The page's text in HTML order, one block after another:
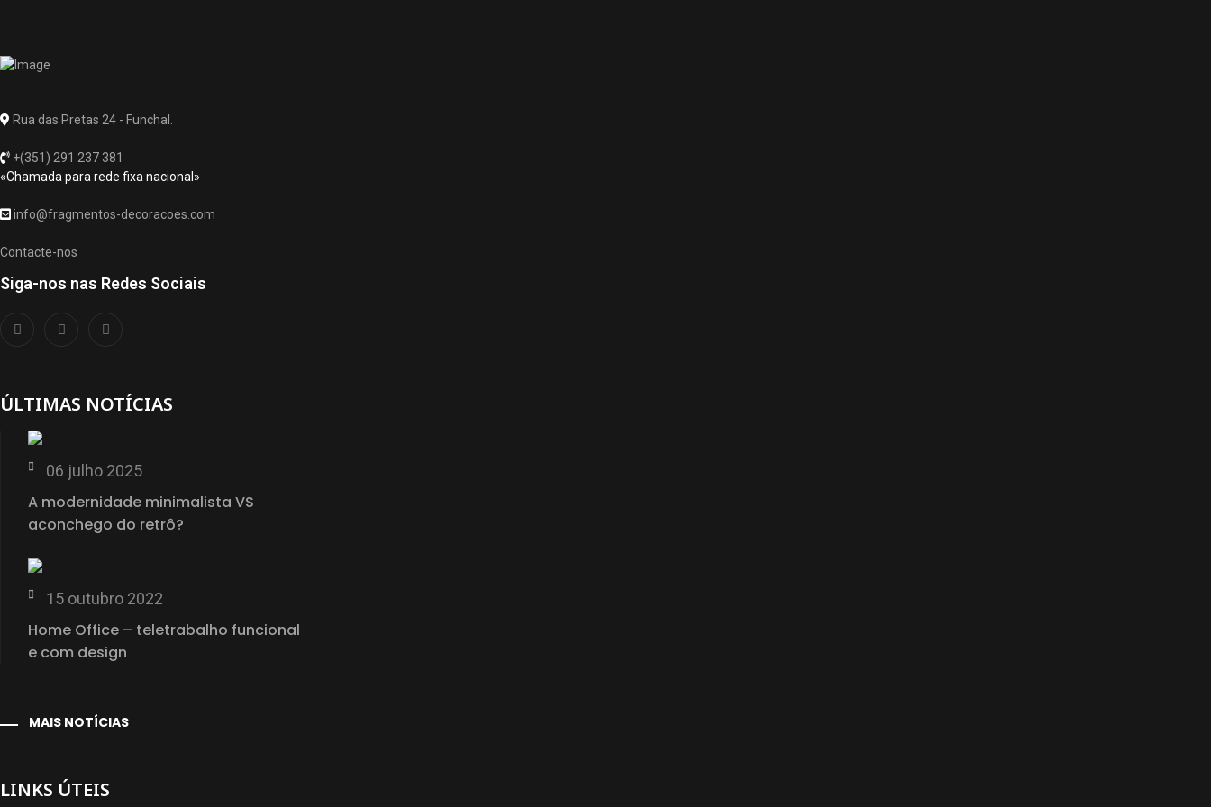
Rua das Pretas 24 - Funchal.
+(351) 291 237 381
«Chamada para rede fixa nacional»
info@fragmentos-decoracoes.com
Contacte-nos
Siga-nos nas Redes Sociais
ÚLTIMAS NOTÍCIAS
06 julho 2025
A modernidade minimalista VS
aconchego do retrô?
15 outubro 2022
Home Office – teletrabalho funcional
e com design
MAIS NOTÍCIAS
LINKS ÚTEIS